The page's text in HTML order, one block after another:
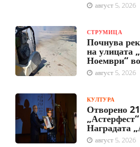
август 5, 2026
СТРУМИЦА
Почнува
на улицата
Ноември“
август 5, 2026
КУЛТУРА
Отворено
Наградата
август 5, 2026